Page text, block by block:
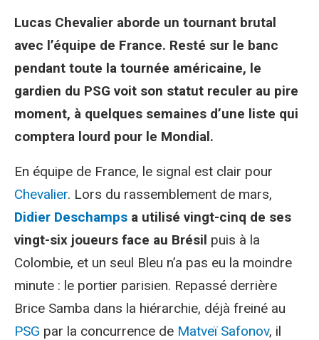
Lucas Chevalier aborde un tournant brutal
avec l’équipe de France. Resté sur le banc
pendant toute la tournée américaine, le
gardien du PSG voit son statut reculer au pire
moment, à quelques semaines d’une liste qui
comptera lourd pour le Mondial.
En équipe de France, le signal est clair pour
Chevalier. Lors du rassemblement de mars,
Didier Deschamps a utilisé vingt-cinq de ses
vingt-six joueurs face au Brésil puis à la
Colombie, et un seul Bleu n’a pas eu la moindre
minute : le portier parisien. Repassé derrière
Brice Samba dans la hiérarchie, déjà freiné au
PSG par la concurrence de Matveï Safonov, il